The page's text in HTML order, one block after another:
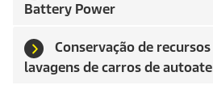
Battery Power
Conservação de
lavagens de carros de